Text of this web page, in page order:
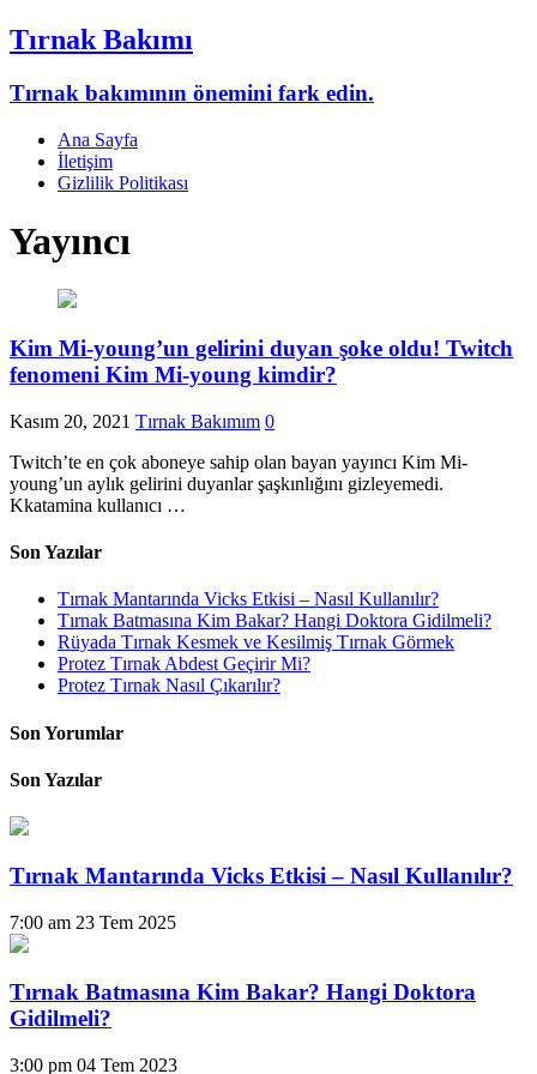
Tırnak Bakımı
Tırnak bakımının önemini fark edin.
Ana Sayfa
İletişim
Gizlilik Politikası
Yayıncı
Kim Mi-young’un gelirini duyan şoke oldu! Twitch
fenomeni Kim Mi-young kimdir?
Kasım 20, 2021 Tırnak Bakımım 0
Twitch’te en çok aboneye sahip olan bayan yayıncı Kim Mi-
young’un aylık gelirini duyanlar şaşkınlığını gizleyemedi.
Kkatamina kullanıcı …
Son Yazılar
Tırnak Mantarında Vicks Etkisi – Nasıl Kullanılır?
Tırnak Batmasına Kim Bakar? Hangi Doktora Gidilmeli?
Rüyada Tırnak Kesmek ve Kesilmiş Tırnak Görmek
Protez Tırnak Abdest Geçirir Mi?
Protez Tırnak Nasıl Çıkarılır?
Son Yorumlar
Son Yazılar
Tırnak Mantarında Vicks Etkisi – Nasıl Kullanılır?
7:00 am 23 Tem 2025
Tırnak Batmasına Kim Bakar? Hangi Doktora
Gidilmeli?
3:00 pm 04 Tem 2023